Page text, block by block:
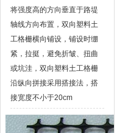
将强度高的方向垂直于路堤
轴线方向布置，双向塑料土
工格栅横向铺设，铺设时绷
紧，拉挺，避免折皱、扭曲
或坑洼，双向塑料土工格栅
沿纵向拼接采用搭接法，搭
接宽度不小于20cm